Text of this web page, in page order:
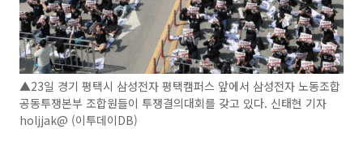
▲23일 경기 평택시 삼성전자 평택캠퍼스 앞에서 삼성전자 노동조합
공동투쟁본부 조합원들이 투쟁결의대회를 갖고 있다. 신태현 기자
holjjak@ (이투데이DB)